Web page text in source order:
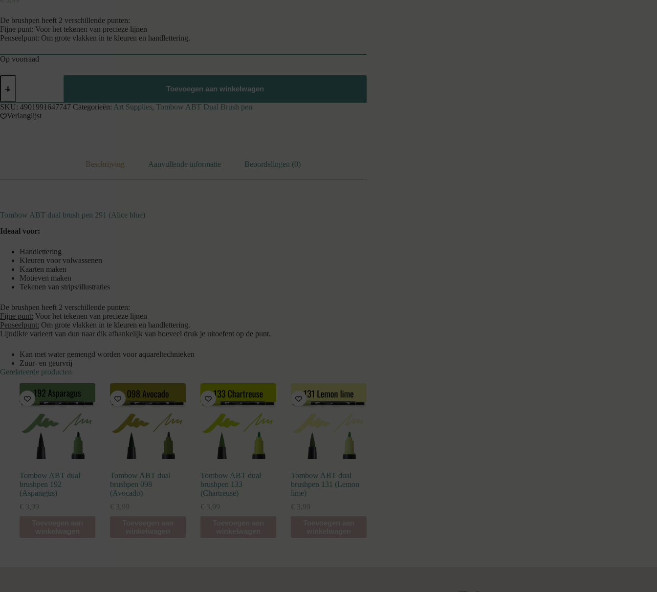
De brushpen heeft 2 verschillende punten:
Fijne punt: Voor het tekenen van precieze lijnen
Penseelpunt: Om grote vlakken in te kleuren en handlettering.
Op voorraad
Tombow
ABT
brushpen
291
(Alice
Toevoegen aan winkelwagen
SKU: 4901991647747 Categorieën: Art Supplies, Tombow ABT Dual Brush pen
Verlanglijst
Beschrijving Aanvullende informatie Beoordelingen (0)
Tombow ABT dual brush pen 291 (Alice blue)
Ideaal voor:
Handlettering
Kleuren voor volwassenen
Kaarten maken
Motieven maken
Tekenen van strips/illustraties
De brushpen heeft 2 verschillende punten:
Fijne punt: Voor het tekenen van precieze lijnen
Penseelpunt: Om grote vlakken in te kleuren en handlettering.
Lijndikte varieert van dun naar dik afhankelijk van hoeveel druk je uitoefent op de punt.
Kan met water gemengd worden voor aquareltechnieken
Zuur- en geurvrij
Gerelateerde producten
Tombow ABT dual
brushpen 192
(Asparagus)
€ 3,99
Tombow ABT dual
brushpen 098
(Avocado)
€ 3,99
Tombow ABT dual
brushpen 133
(Chartreuse)
€ 3,99
Tombow ABT dual
brushpen 131 (Lemon
lime)
€ 3,99